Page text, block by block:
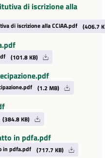
di iscrizione alla
di iscrizione alla CCIAA.pdf (406.7
(101.8 KB)
(1.2 MB)
(384.8 KB)
in pdfa.pdf
in pdfa.pdf (717.7 KB)